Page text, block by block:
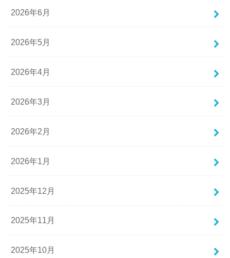
2026年6月
2026年5月
2026年4月
2026年3月
2026年2月
2026年1月
2025年12月
2025年11月
2025年10月